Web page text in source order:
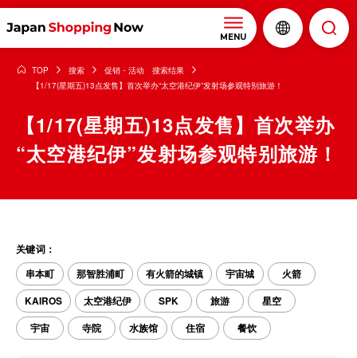
MENU
TOP 搜索
促销・活动 搜索结果
【1/17(星期五)13点发售】首次举办“太空港纪伊”发射场参观特别旅游！
【1/17(星期五)13点发售】首次举办
“太空港纪伊”发射场参观特别旅游！
关键词：
串本町
那智胜浦町 有火箭的城镇 宇宙城
火箭
KAIROS
太空港纪伊 SPK 旅游
星空
宇宙
寺院 水族馆 住宿 餐饮